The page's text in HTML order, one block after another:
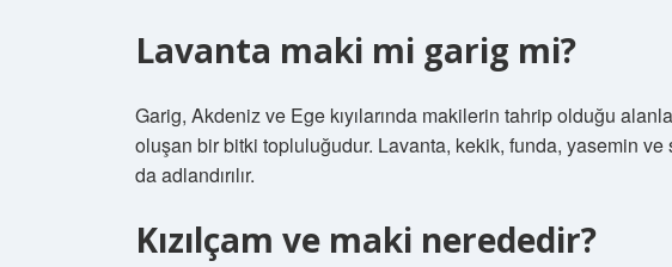
Lavanta maki mi garig mi?
Garig, Akdeniz ve Ege kıyılarında makilerin tahrip olduğu
oluşan bir bitki topluluğudur. Lavanta, kekik, funda, yasemin
da adlandırılır.
Kızılçam ve maki nerededir?